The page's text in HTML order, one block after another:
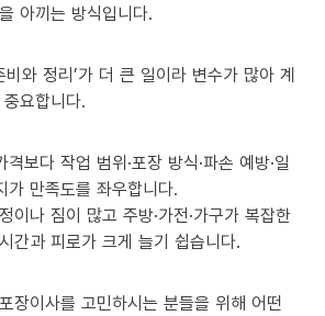
아끼는 방식입니다.
비와 정리’가 더 큰 일이라 변수가 많아 계
요합니다.
보다 작업 범위·포장 방식·파손 예방·일
가 만족도를 좌우합니다.
이나 짐이 많고 주방·가전·가구가 복잡한
간과 피로가 크게 늘기 쉽습니다.
장이사를 고민하시는 분들을 위해 어떤